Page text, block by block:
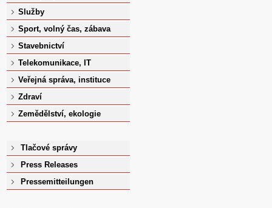
Služby
Sport, volný čas, zábava
Stavebnictví
Telekomunikace, IT
Veřejná správa, instituce
Zdraví
Zemědělství, ekologie
Tlačové správy
Press Releases
Pressemitteilungen